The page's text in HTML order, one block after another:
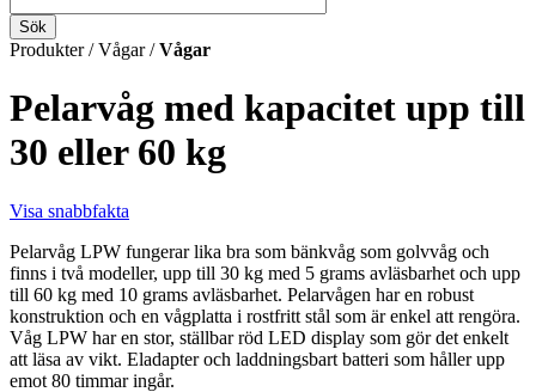
Produkter / Vågar /Vågar
Pelarvåg med kapacitet upp till
30 eller 60 kg
Visa snabbfakta
Pelarvåg LPW fungerar lika bra som bänkvåg som golvvåg och
finns i två modeller, upp till 30 kg med 5 grams avläsbarhet och upp
till 60 kg med 10 grams avläsbarhet. Pelarvågen har en robust
konstruktion och en vågplatta i rostfritt stål som är enkel att rengöra.
Våg LPW har en stor, ställbar röd LED display som gör det enkelt
att läsa av vikt. Eladapter och laddningsbart batteri som håller upp
emot 80 timmar ingår.